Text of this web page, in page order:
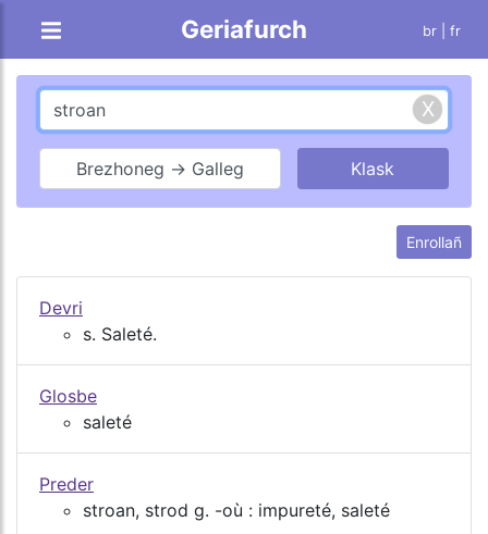
Geriafurch br | fr
Brezhoneg → Galleg
Enrollañ
Devri
s. Saleté.
Glosbe
saleté
Preder
stroan, strod g. -où : impureté, saleté